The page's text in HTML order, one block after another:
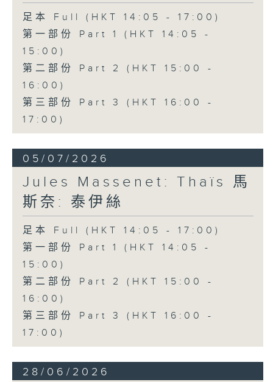
性格單純的 Nemorino 深深愛上了獨立
的富家女 Adina，卻始終無法贏得她的
芳心。在江湖術士 Dulcamara 所販賣
的「愛情靈藥」誘惑下，Nemorino 將
希望寄託於這瓶靈藥，最終卻明白真正的
愛情並非金錢所能換取。劇中輕快活潑的
重唱及著名詠嘆調「偷灑一滴淚」，充分
展現多尼采蒂優美的旋律才華與精湛的喜
歌劇創作技巧。
本月為你挑選的經典錄音版本，由女高音
修德蘭（Joan Sutherland）飾演
Adina，男高音巴伐洛堤（Luciano
Pavarotti）飾演 Nemorino，男中音
哥沙（Dominic Cossa）飾演
Belcore，男低音馬勒斯（Spiro
Malas）飾演 Dulcamara，並由邦寧
（Richard Bonynge）指揮安布羅西
安歌劇合唱團（Ambrosian Opera
足本 Full (HKT 14:05 - 17:00)
第一部份 Part 1 (HKT 14:05 -
15:00)
第二部份 Part 2 (HKT 15:00 -
16:00)
第三部份 Part 3 (HKT 16:00 -
17:00)
05/07/2026
Jules Massenet: Thaïs 馬
斯奈: 泰伊絲
足本 Full (HKT 14:05 - 17:00)
第一部份 Part 1 (HKT 14:05 -
15:00)
第二部份 Part 2 (HKT 15:00 -
16:00)
第三部份 Part 3 (HKT 16:00 -
17:00)
28/06/2026